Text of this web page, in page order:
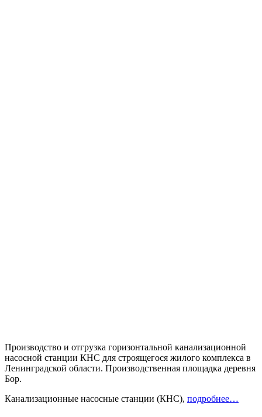
Производство и отгрузка горизонтальной канализационной
насосной станции КНС для строящегося жилого комплекса в
Ленинградской области. Производственная площадка деревня
Бор.
Канализационные насосные станции (КНС), подробнее…